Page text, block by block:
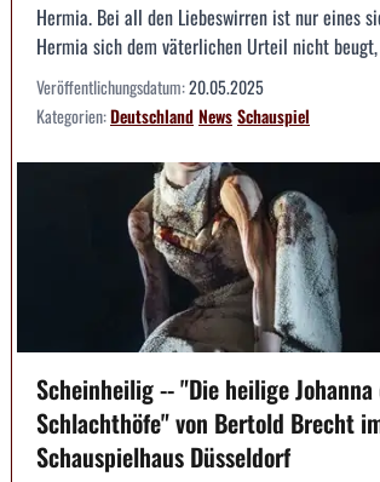
Hermia. Bei all den Liebeswirren ist nur eines
Hermia sich dem väterlichen Urteil nicht
Veröffentlichungsdatum:20.05.2025
Kategorien:DeutschlandNewsSchauspiel
Scheinheilig -- "Die heilige
Schlachthöfe" von Bertold Brecht
Schauspielhaus Düsseldorf